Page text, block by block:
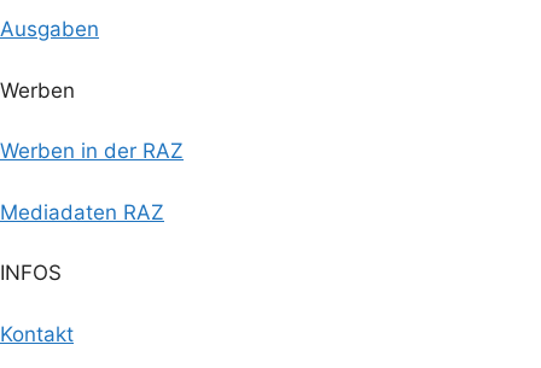
Ausgaben
Werben
Werben in der RAZ
Mediadaten RAZ
INFOS
Kontakt